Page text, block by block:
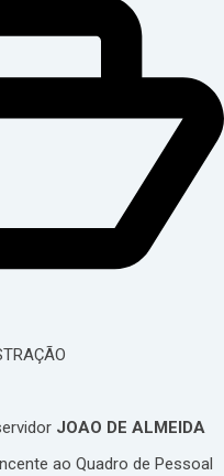
JOAO DE ALMEIDA
ao Quadro de Pessoal